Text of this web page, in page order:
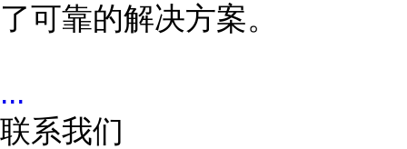
了可靠的解决方案。
...
联系我们